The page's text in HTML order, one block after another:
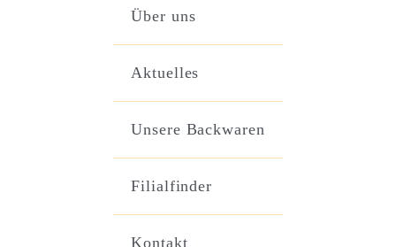
Über uns
Aktuelles
Unsere Backwaren
Filialfinder
Kontakt